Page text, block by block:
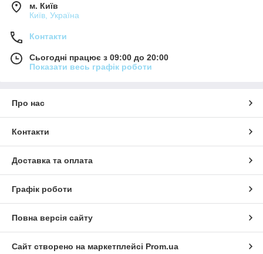
м. Київ
Київ, Україна
Контакти
Сьогодні працює з 09:00 до 20:00
Показати весь графік роботи
Про нас
Контакти
Доставка та оплата
Графік роботи
Повна версія сайту
Сайт створено на маркетплейсі Prom.ua